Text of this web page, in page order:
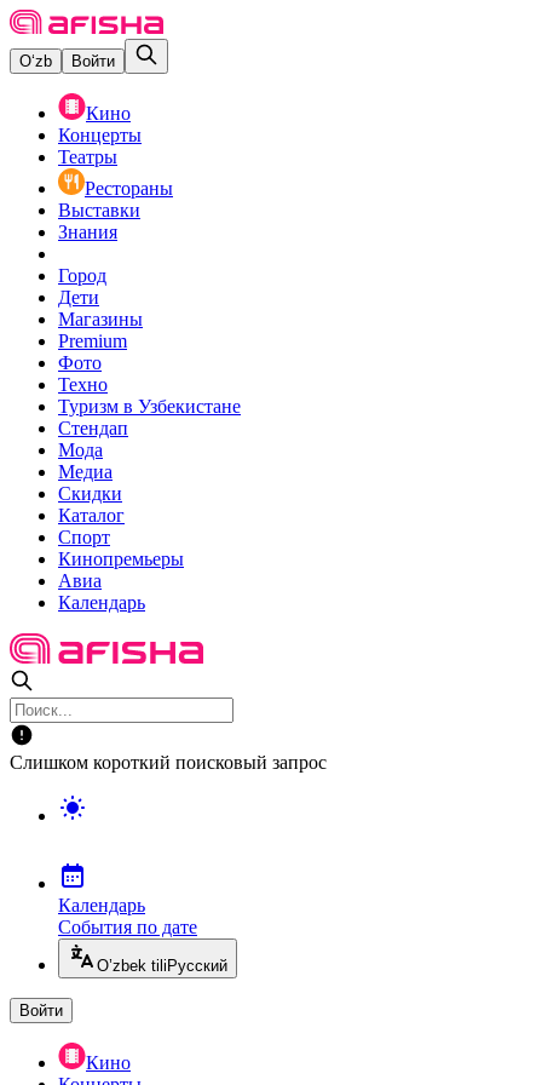
O‘zb Войти
Кино
Концерты
Театры
Рестораны
Выставки
Знания
Город
Дети
Магазины
Premium
Фото
Техно
Туризм в Узбекистане
Стендап
Мода
Медиа
Скидки
Каталог
Спорт
Кинопремьеры
Авиа
Календарь
Слишком короткий поисковый запрос
Календарь
События по дате
O’zbek tili Русский
Войти
Кино